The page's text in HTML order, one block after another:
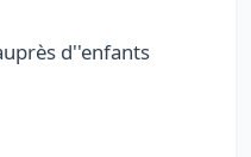
d''enfants